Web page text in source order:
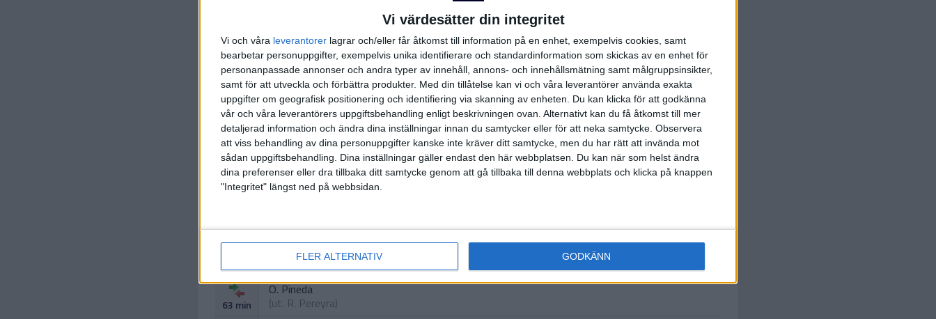
Vi värdesätter din integritet
Vi och våra leverantorer lagrar och/eller får åtkomst till information på en enhet, exempelvis cookies, samt
bearbetar personuppgifter, exempelvis unika identifierare och standardinformation som skickas av en enhet för
personanpassade annonser och andra typer av innehåll, annons- och innehållsmätning samt målgruppsinsikter,
samt för att utveckla och förbättra produkter. Med din tillåtelse kan vi och våra leverantörer använda exakta
uppgifter om geografisk positionering och identifiering via skanning av enheten. Du kan klicka för att godkänna
vår och våra leverantörers uppgiftsbehandling enligt beskrivningen ovan. Alternativt kan du få åtkomst till mer
detaljerad information och ändra dina inställningar innan du samtycker eller för att neka samtycke. Observera
att viss behandling av dina personuppgifter kanske inte kräver ditt samtycke, men du har rätt att invända mot
sådan uppgiftsbehandling. Dina inställningar gäller endast den här webbplatsen. Du kan när som helst ändra
dina preferenser eller dra tillbaka ditt samtycke genom att gå tillbaka till denna webbplats och klicka på knappen
"Integritet" längst ned på webbsidan.
FLER ALTERNATIV GODKÄNN
19 min
34 min
L. Jovic
T. Nuss
36 min
2:a halvlek
F. Bainovic
55 min
61 min
Joao Mario
63 min
O. Pineda
(ut. R. Pereyra)